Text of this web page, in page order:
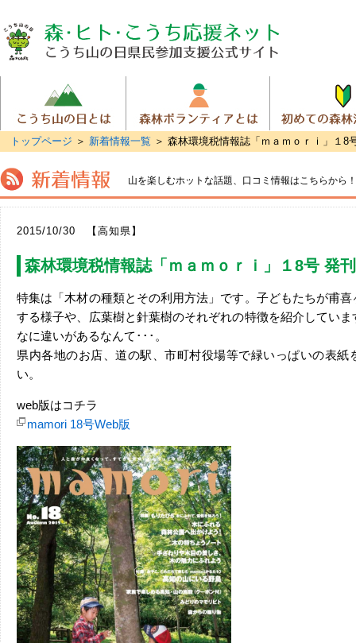
トップページ ＞ 新着情報一覧 ＞ 森林環境税情報誌「ｍａｍｏｒｉ」１8
山を楽しむホットな話題、 口コミ情報はこちらから！
2015/10/30 【高知県】
森林環境税情報誌「ｍａｍｏｒｉ」１8号 発刊
特集は「木材の種類とその利用方法」です。子どもたちが甫
する様子や、広葉樹と針葉樹のそれぞれの特徴を紹介してい
なに違いがあるなんて･･･。
県内各地のお店、道の駅、市町村役場等で緑いっぱいの表紙
い。
web版はコチラ
mamori 18号Web版